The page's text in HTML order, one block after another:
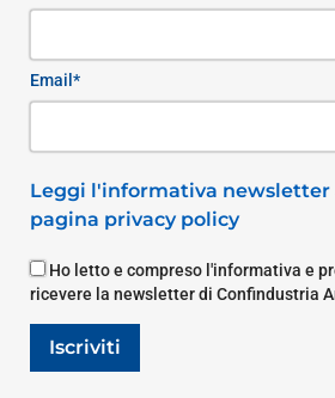
Email*
Leggi l'informativa newsletter
pagina privacy policy
Ho letto e compreso l'informativa e
ricevere la newsletter di Confindustria
Iscriviti